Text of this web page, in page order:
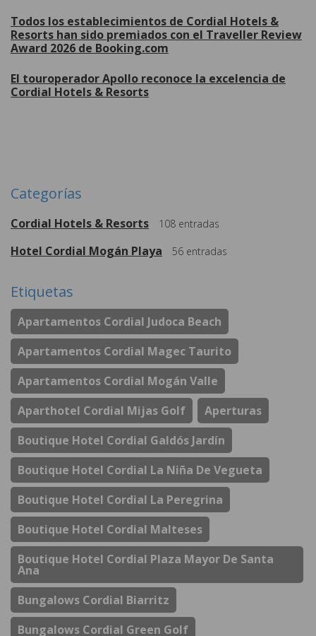
Todos los establecimientos de Cordial Hotels &
Resorts han sido premiados con el Traveller Review
Award 2026 de Booking.com
El touroperador Apollo reconoce la excelencia de
Cordial Hotels & Resorts
Categorías
Cordial Hotels & Resorts 108 entradas
Hotel Cordial Mogán Playa 56 entradas
Etiquetas
Apartamentos Cordial Judoca Beach
Apartamentos Cordial Magec Taurito
Apartamentos Cordial Mogán Valle
Aparthotel Cordial Mijas Golf
Aperturas
Boutique Hotel Cordial Galdós Jardín
Boutique Hotel Cordial La Niña De Vegueta
Boutique Hotel Cordial La Peregrina
Boutique Hotel Cordial Malteses
Boutique Hotel Cordial Plaza Mayor De Santa
Ana
Bungalows Cordial Biarritz
Bungalows Cordial Green Golf